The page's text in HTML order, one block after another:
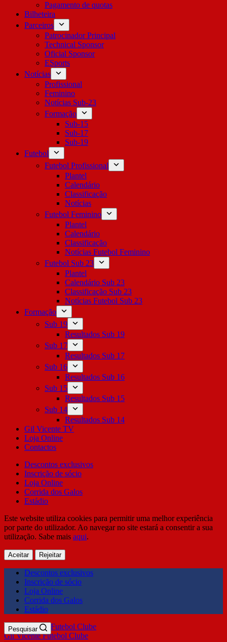
Pagamento de quotas
Bilheteira
Parceiros
Patrocinador Principal
Technical Sponsor
Oficial Sponsor
ESports
Notícias
Profissional
Feminino
Notícias Sub-23
Formação
Sub-15
Sub-17
Sub-19
Futebol
Futebol Profissional
Plantel
Calendário
Classificação
Notícias
Futebol Feminino
Plantel
Calendário
Classificação
Notícias Futebol Feminino
Futebol Sub 23
Plantel
Calendário Sub 23
Classificação Sub 23
Notícias Futebol Sub 23
Formação
Sub 19
Resultados Sub 19
Sub 17
Resultados Sub 17
Sub 16
Resultados Sub 16
Sub 15
Resultados Sub 15
Sub 14
Resultados Sub 14
Gil Vicente TV
Loja Online
Contactos
Descontos exclusivos
Inscrição de sócio
Loja Online
Corrida dos Galos
Estádio
Este website utiliza cookies para permitir uma melhor experiência
por parte do utilizador. Ao navegar no site estará a consentir a sua
utilização. Sabe mais aqui.
Aceitar Rejeitar
Descontos exclusivos
Inscrição de sócio
Loja Online
Corrida dos Galos
Estádio
Gil Vicente Futebol Clube
Pesquisar